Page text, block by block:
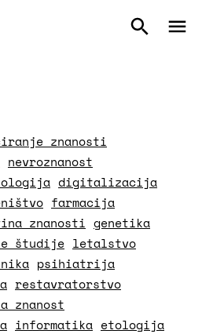
znanosti
nevroznanost
digitalizacija
farmacija
znanosti genetika
študije letalstvo
psihiatrija
restavratorstvo
znanost
informatika etologija